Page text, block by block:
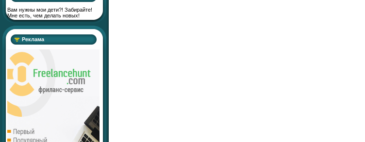
Вам нужны мои дети?! Забирайте!
Мне есть, чем делать новых!
Реклама